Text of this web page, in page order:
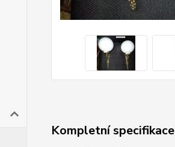
Kompletní specifikace